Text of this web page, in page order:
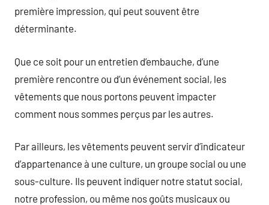
première impression, qui peut souvent être
déterminante.
Que ce soit pour un entretien d’embauche, d’une
première rencontre ou d’un événement social, les
vêtements que nous portons peuvent impacter
comment nous sommes perçus par les autres.
Par ailleurs, les vêtements peuvent servir d’indicateur
d’appartenance à une culture, un groupe social ou une
sous-culture. Ils peuvent indiquer notre statut social,
notre profession, ou même nos goûts musicaux ou